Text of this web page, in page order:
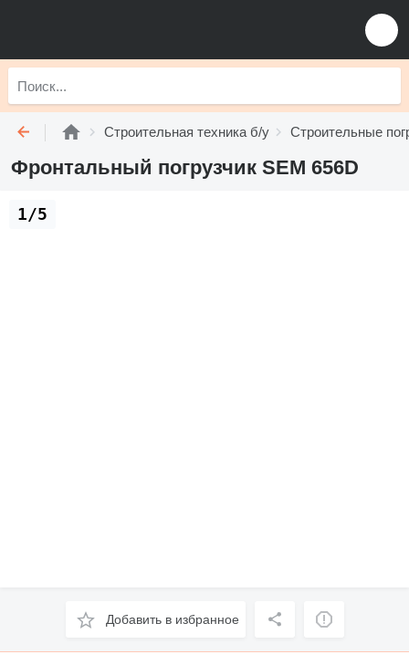
Строительная техника б/у Строительные
Фронтальный погрузчик SEM 656D
1/5
Добавить в избранное